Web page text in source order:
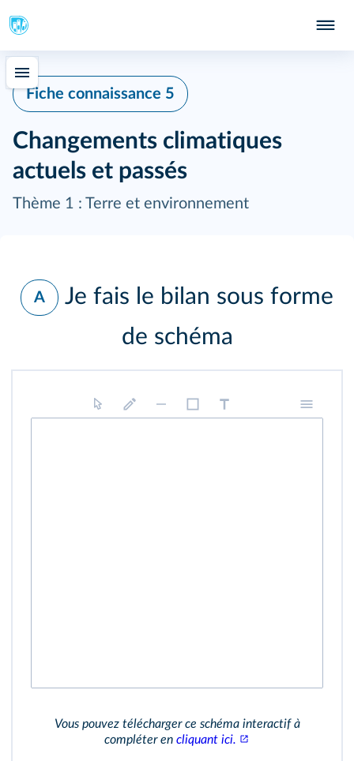
Fiche connaissance 5
Changements climatiques
actuels et passés
Thème 1 : Terre et environnement
A
Je fais le bilan sous forme
de schéma
Vous pouvez télécharger ce schéma interactif à
compléter en cliquant ici.